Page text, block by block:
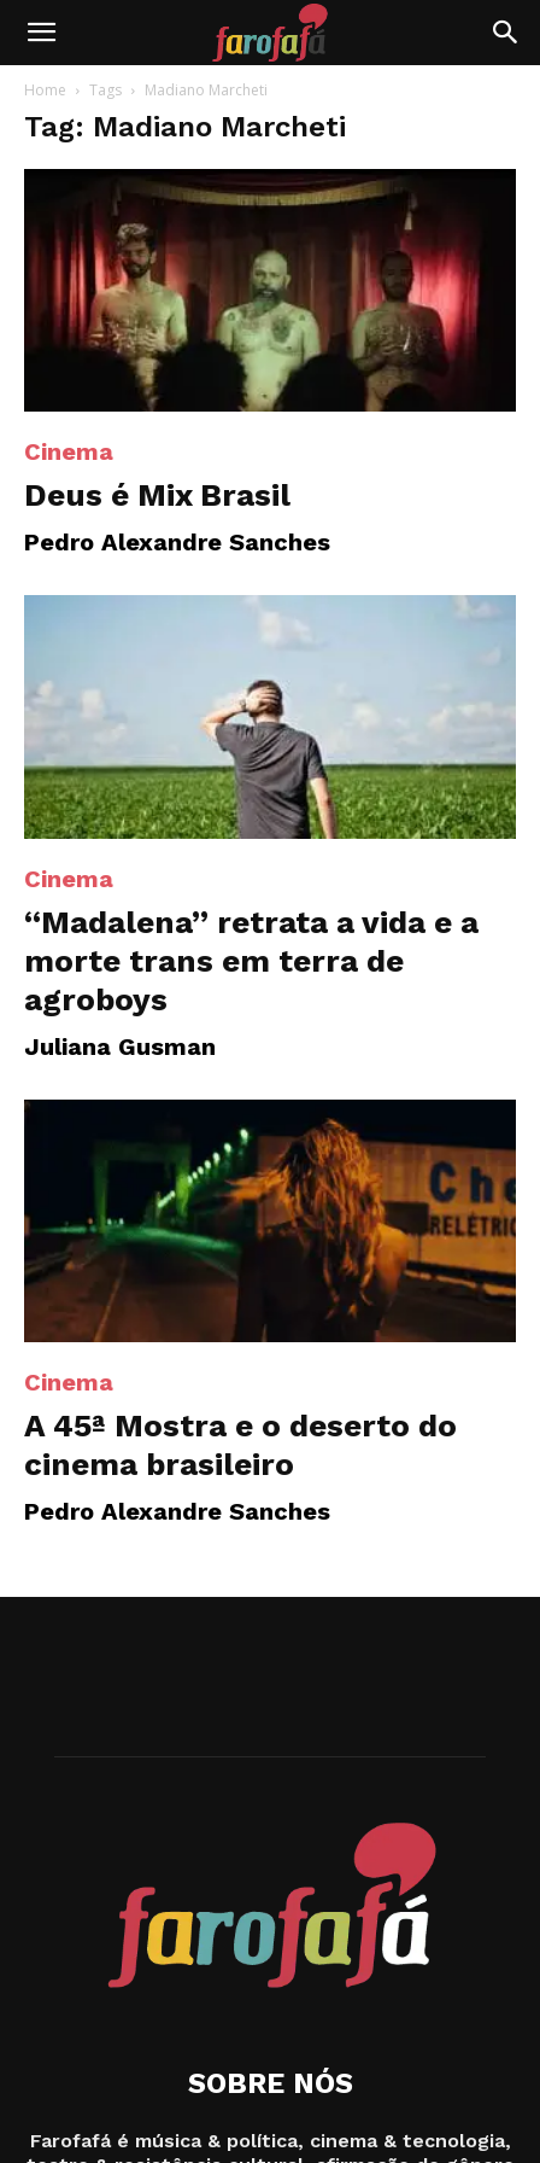
Farofafá
Home Tags Madiano Marcheti
Tag: Madiano Marcheti
Cinema
Deus é Mix Brasil
Pedro Alexandre Sanches
Cinema
“Madalena” retrata a vida e a
morte trans em terra de
agroboys
Juliana Gusman
Cinema
A 45ª Mostra e o deserto do
cinema brasileiro
Pedro Alexandre Sanches
SOBRE NÓS
Farofafá é música & política, cinema & tecnologia,